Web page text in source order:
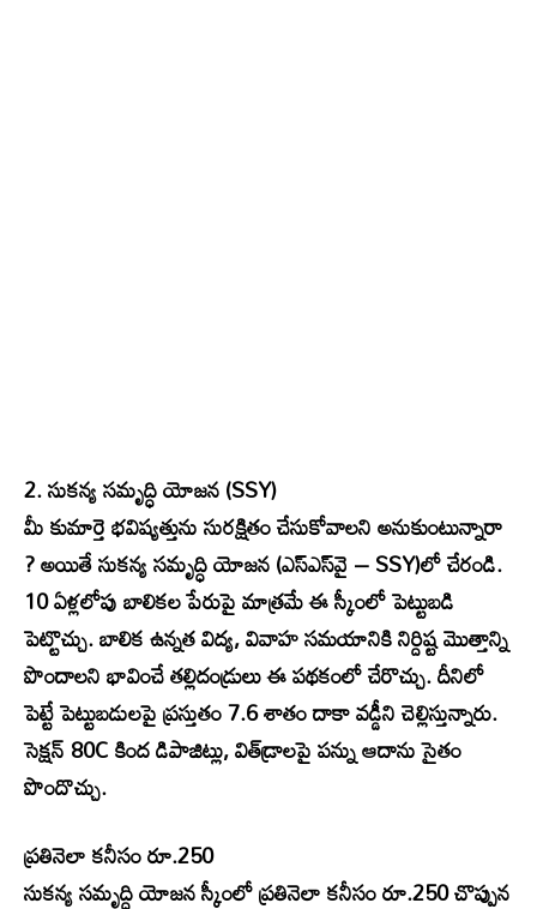
2. సుకన్య సమృద్ధి యోజన (SSY)
మీ కుమార్తె భవిష్యత్తును సురక్షితం చేసుకోవాలని అనుకుంటున్నారా
? అయితే సుకన్య సమృద్ధి యోజన (ఎస్ఎస్‌వై – SSY)లో చేరండి.
10 ఏళ్లలోపు బాలికల పేరుపై మాత్రమే ఈ స్కీంలో పెట్టుబడి
పెట్టొచ్చు. బాలిక ఉన్నత విద్య, వివాహ సమయానికి నిర్దిష్ట మొత్తాన్ని
పొందాలని భావించే తల్లిదండ్రులు ఈ పథకంలో చేరొచ్చు. దీనిలో
పెట్టే పెట్టుబడులపై ప్రస్తుతం 7.6 శాతం దాకా వడ్డీని చెల్లిస్తున్నారు.
సెక్షన్ 80C కింద డిపాజిట్లు, విత్‌డ్రాలపై పన్ను ఆదాను సైతం
పొందొచ్చు.
ప్రతినెలా కనీసం రూ.250
సుకన్య సమృద్ధి యోజన స్కీంలో ప్రతినెలా కనీసం రూ.250 చొప్పున